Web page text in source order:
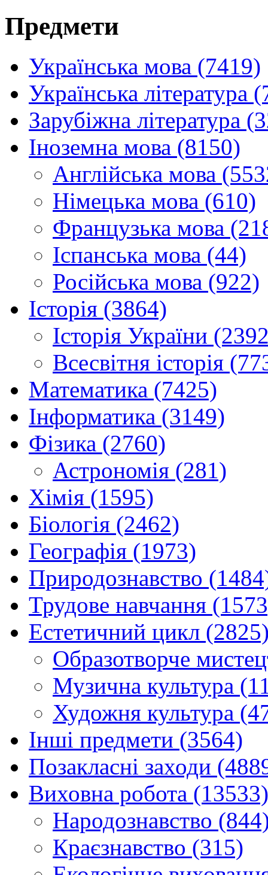
Предмети
Українська мова (7419)
Українська література
Зарубіжна література
Іноземна мова (8150)
Англійська мова
Німецька мова (610)
Французька мова
Іспанська мова (44)
Російська мова (922)
Історія (3864)
Історія України
Всесвітня історія
Математика (7425)
Інформатика (3149)
Фізика (2760)
Астрономія (281)
Хімія (1595)
Біологія (2462)
Географія (1973)
Природознавство
Трудове навчання
Естетичний цикл
Образотворче
Музична культура
Художня культура
Інші предмети (3564)
Позакласні заходи
Виховна робота (13533)
Народознавство
Краєзнавство (315)